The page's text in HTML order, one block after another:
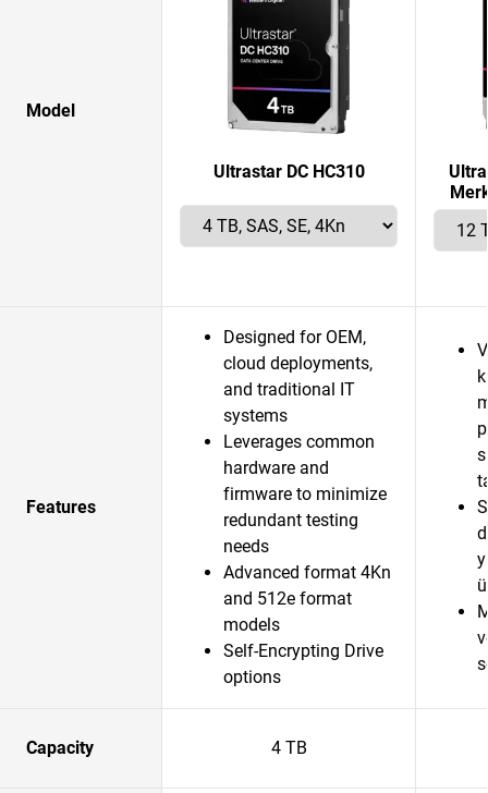
Model
Ultrastar DC HC310
Features
Designed for OEM,
cloud deployments,
and traditional IT
systems
Leverages common
hardware and
firmware to minimize
redundant testing
needs
Advanced format 4Kn
and 512e format
models
Self-Encrypting Drive
options
Capacity 4 TB